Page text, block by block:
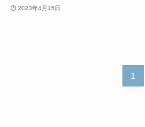
2023年4月15日
1